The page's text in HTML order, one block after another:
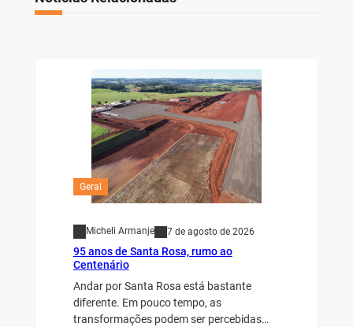
Geral
Micheli Armanje 7 de agosto de 2026
95 anos de Santa Rosa, rumo ao
Centenário
Andar por Santa Rosa está bastante
diferente. Em pouco tempo, as
transformações podem ser percebidas…